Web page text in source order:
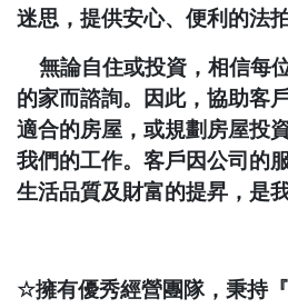
迷思，提供安心、便利的法
無論自住或投資，相信每
的家而諮詢。因此，協助客
適合的房屋，或規劃房屋投
我們的工作。客戶因公司的
生活品質及財富的提昇，是
☆擁有優秀經營團隊，秉持